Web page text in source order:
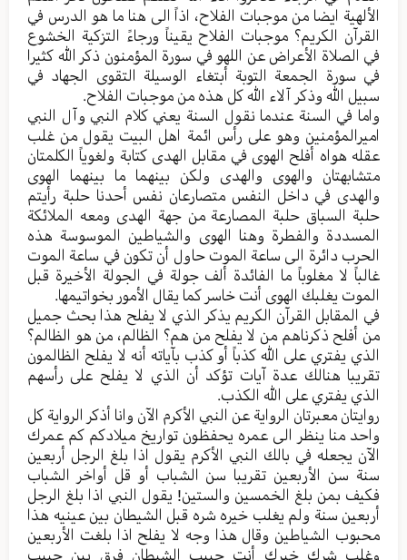
الألهية ايضا من موجبات الفلاح، اذاً الى هنا ما هو الدرس في
القرآن الكريم؟ موجبات الفلاح يقيناً ورجاءً التزكية الخشوع
في الصلاة الأعراض عن اللهو في سورة المؤمنون ذكر الله كثيرا
في سورة الجمعة التوبة أبتغاء الوسيلة التقوى الجهاد في
سبيل الله وذكر آلاء الله كل هذه من موجبات الفلاح.
واما في السنة عندما نقول السنة يعني كلام النبي وآل النبي
اميرالمؤمنين وهو على رأس ائمة اهل البيت يقول من غلب
عقله هواه أفلح الهوى في مقابل الهدى كتابة ولغوياً الكلمتان
متشابهتان والهوى والهدى ولكن بينهما ما بينهما الهوى
والهدى في داخل النفس متصارعان نفس أحدنا حلبة رأيتم
حلبة السباق حلبة المصارعة من جهة الهدى ومعه الملائكة
المسددة والفطرة وهنا الهوى والشياطين الموسوسة هذه
الحرب دائرة الى ساعة الموت حاول أن تكون في ساعة الموت
غالباً لا مغلوباً ما الفائدة ألف جولة في الجولة الأخيرة قبل
الموت يغلبك الهوى أنت خاسر كما يقال الأمور بخواتيمها.
في المقابل القرآن الكريم يذكر الذي لا يفلح هذا بحث جميل
من أفلح ذكرناهم من لا يفلح من هم؟ الظالم، من هو الظالم؟
الذي يفتري على الله كذباً أو كذب بآياته أنه لا يفلح الظالمون
تقريبا هنالك عدة آيات تؤكد أن الذي لا يفلح على رأسهم
الذي يفتري على الله الكذب.
روايتان معبرتان الرواية عن النبي الأكرم الآن وانا أذكر الرواية كل
واحد منا ينظر الى عمره يحفظون تواريخ ميلادكم كم عمرك
الآن يجعله في بالك النبي الأكرم يقول اذا بلغ الرجل أربعين
سنة سن الأربعين تقريبا سن الشباب أو قل أواخر الشباب
فكيف بمن بلغ الخمسين والستين! يقول النبي اذا بلغ الرجل
أربعين سنة ولم يغلب خيره شره قبل الشيطان بين عينيه هذا
محبوب الشياطين وقال هذا وجه لا يفلح اذا بلغت الأربعين
وغلب شرك خيرك أنت حبيب الشيطان فرق بين حبيب